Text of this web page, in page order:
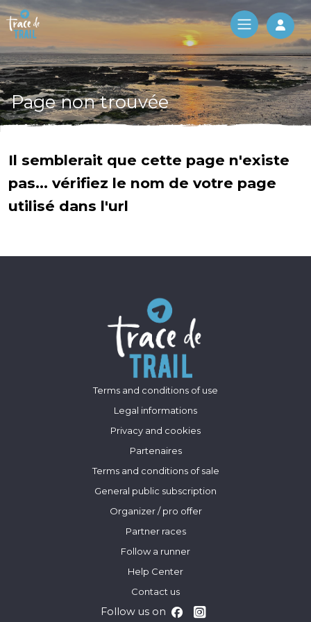
Log
Page non trouvée
Il semblerait que cette page n'existe
pas... vérifiez le nom de votre page
utilisé dans l'url
Terms and conditions of use
Legal informations
Privacy and cookies
Partenaires
Terms and conditions of sale
General public subscription
Organizer / pro offer
Partner races
Follow a runner
Help Center
Contact us
Follow us on